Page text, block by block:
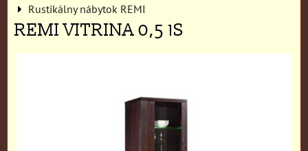
Rustikálny nábytok REMI
REMI VITRINA 0,5 1S